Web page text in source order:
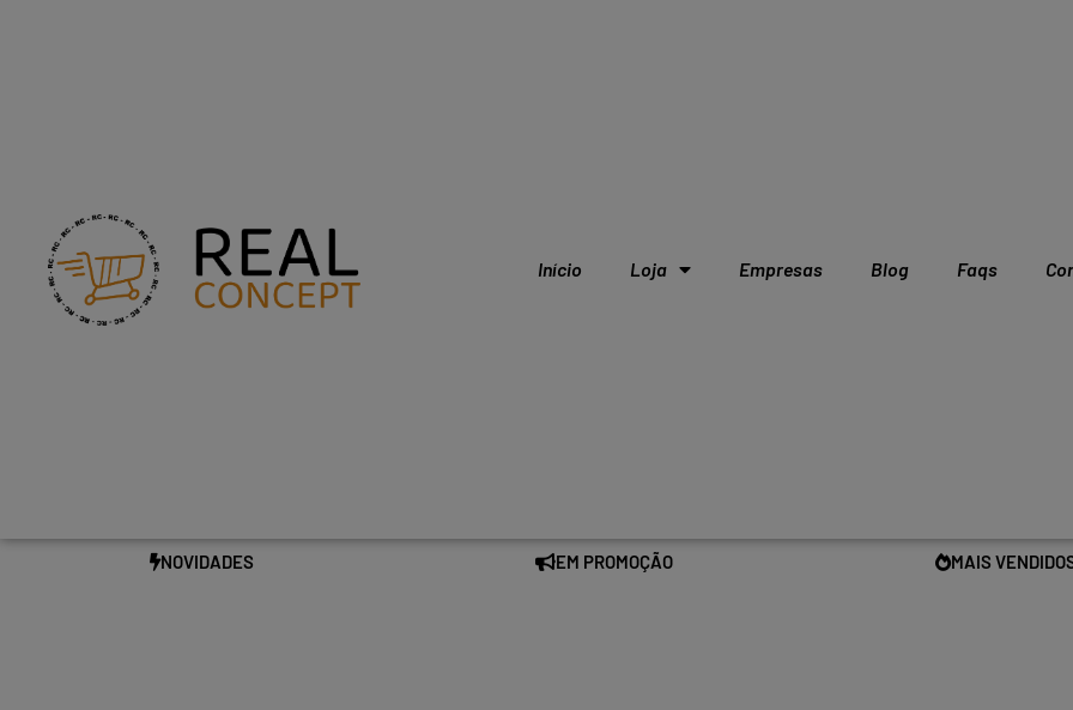
Início Loja Empresas Blog Faqs
NOVIDADES EM PROMOÇÃO MAIS